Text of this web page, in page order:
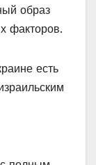
образ
факторов.
есть